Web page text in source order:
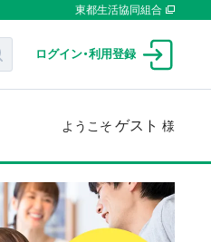
東都生活協同組合
ログイン・利用登録
ようこそ ゲスト 様